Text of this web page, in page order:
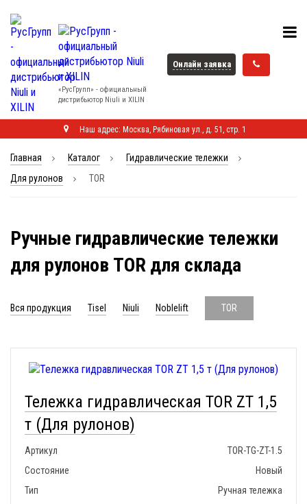
«РусГрупп» - официальный
диcтрибьютор Niuli и XILIN
Онлайн заявка
Наш адрес: Москва, Рябиновая ул., д. 51, стр. 1
Главная Каталог
Гидравлические тележки
Для рулонов
TOR
Ручные гидравлические тележки
для рулонов TOR для склада
Вся продукция Tisel Niuli Noblelift TOR
Тележка гидравлическая TOR ZT 1,5
т (Для рулонов)
Артикул
TOR-TG-ZT-1.5
Состояние
Новый
Тип
Ручная тележка